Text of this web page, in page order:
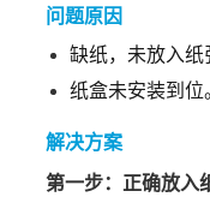
问题原因
缺纸，未放入纸
纸盒未安装到位
解决方案
第一步： 正确放入